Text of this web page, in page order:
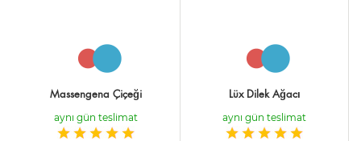
Massengena Çiçeği
aynı gün teslimat
Lüx Dilek Ağacı
aynı gün teslimat